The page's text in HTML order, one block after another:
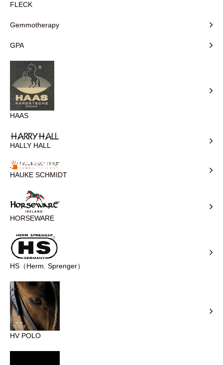
FLECK
Gemmotherapy
GPA
HAAS
HALLY HALL
HAUKE SCHMIDT
HORSEWARE
HS（Herm. Sprenger）
HV POLO